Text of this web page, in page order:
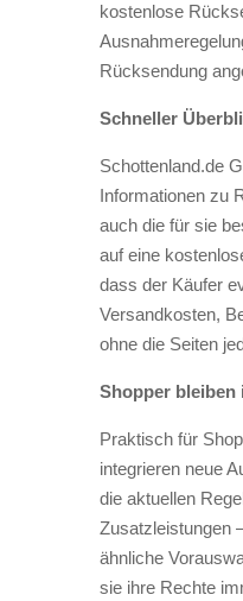
kostenlose
Rücksendung
Schneller
Schottenland.de
Informationen zu
auch die für sie
auf eine
dass der Käufer
Versandkosten,
ohne die Seiten
Shopper bleiben
Praktisch für
integrieren neue
die aktuellen
Zusatzleistungen
ähnliche
sie ihre Rechte